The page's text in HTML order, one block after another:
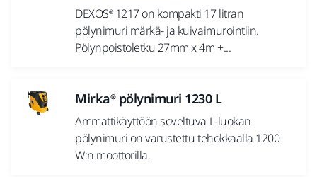
DEXOS® 1217 on kompakti 17 litran
pölynimuri märkä- ja kuivaimurointiin.
Pölynpoistoletku 27mm x 4m +...
Mirka® pölynimuri 1230 L
Ammattikäyttöön soveltuva L-luokan
pölynimuri on varustettu tehokkaalla 1200
W:n moottorilla.